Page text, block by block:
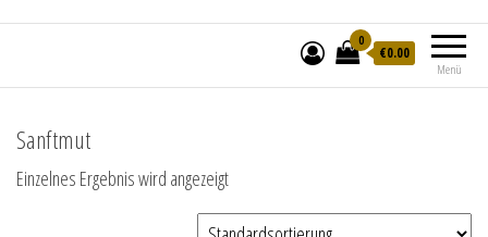
Menü
0
€0.00
Sanftmut
Einzelnes Ergebnis wird angezeigt